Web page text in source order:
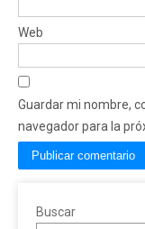
Web
Guardar mi nombre,
navegador para la
Buscar